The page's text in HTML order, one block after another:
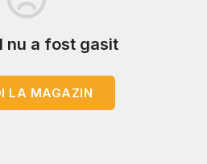
nu a fost gasit
LA MAGAZIN